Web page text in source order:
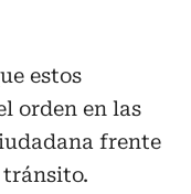
estos
orden en las
frente
tránsito.